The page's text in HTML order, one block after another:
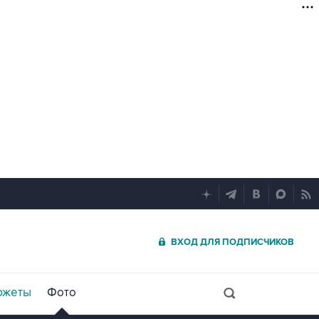
ВХОД ДЛЯ ПОДПИСЧИКОВ
Фото